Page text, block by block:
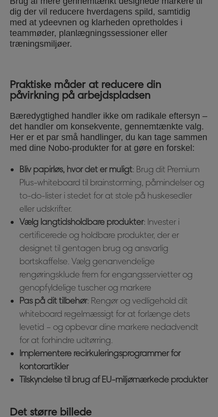
dig der vil reducere hverdagens spild, samtidig
med at ydeevnen og klarheden opretholdes i
teammøder, planlægningssessioner eller
træningsmiljøer.
Praktiske måder at reducere din
påvirkning på arbejdspladsen
Bæredygtighed handler ikke om radikale eftersyn –
det handler om konsekvente, gennemtænkte valg.
Her er et par små handlinger, du kan tage sammen
med dine Nobo-produkter for at gøre en forskel:
Bliv papirløs, hvor det er muligt: Brug dit Premium
Plus-whiteboard til brainstorming, påmindelser og
to-do-lister i stedet for at stole på huskesedler
eller udskrifter.
Vælg langtidsholdbare produkter: Invester i
certificerede og holdbare produkter, der er
designet til gentagen brug og ansvarlig
bortskaffelse. Vælg genanvendelige
rengøringsklude frem for engangsservietter og
genopfyldelige tuscher og markere
Pas på dit tilbehør: Rengør og vedligehold dit
whiteboard regelmæssigt for at forlænge dets
levetid – og opbevar dine markere nedadvendt
for at forhindre udtørring.
Implementere recirkuleringsprogrammer for
kontorartikler
Tilskyndelse til brug af EU-miljømærkede produkter
Det større billede